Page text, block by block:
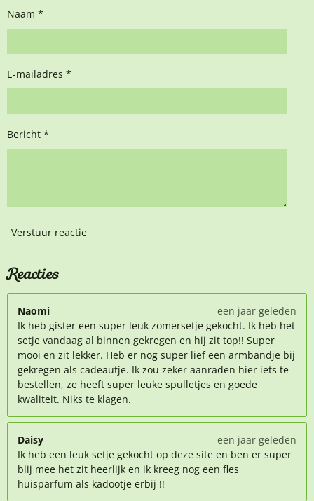
Naam *
E-mailadres *
Bericht *
Verstuur reactie
Reacties
Naomi
een jaar geleden
Ik heb gister een super leuk zomersetje gekocht. Ik heb het
setje vandaag al binnen gekregen en hij zit top!! Super
mooi en zit lekker. Heb er nog super lief een armbandje bij
gekregen als cadeautje. Ik zou zeker aanraden hier iets te
bestellen, ze heeft super leuke spulletjes en goede
kwaliteit. Niks te klagen.
Daisy
een jaar geleden
Ik heb een leuk setje gekocht op deze site en ben er super
blij mee het zit heerlijk en ik kreeg nog een fles
huisparfum als kadootje erbij !!